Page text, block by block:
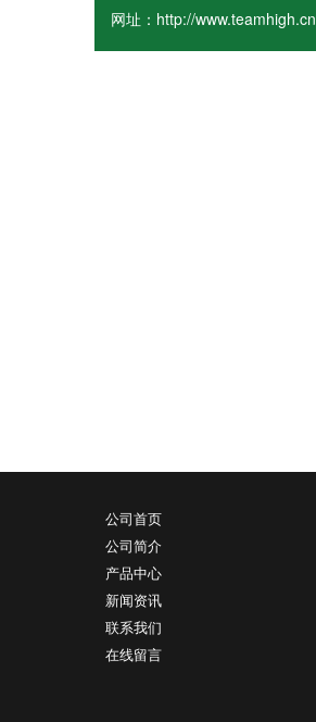
网址：http://www.teamhigh.cn
公司首页
公司简介
产品中心
新闻资讯
联系我们
在线留言